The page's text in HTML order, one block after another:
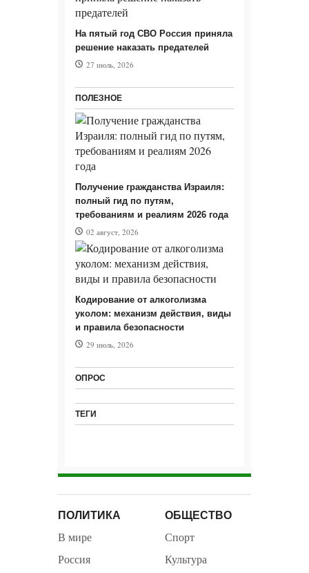
На пятый год СВО Россия приняла
решение наказать предателей
27 июль, 2026
ПОЛЕЗНОЕ
Получение гражданства Израиля:
полный гид по путям,
требованиям и реалиям 2026 года
02 август, 2026
Кодирование от алкоголизма
уколом: механизм действия, виды
и правила безопасности
29 июль, 2026
ОПРОС
ТЕГИ
ПОЛИТИКА
В мире
Россия
ОБЩЕСТВО
Спорт
Культура